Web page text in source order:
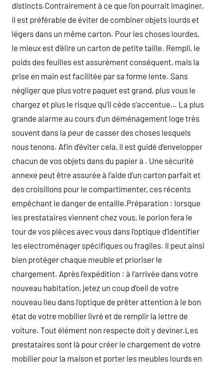
distincts.Contrairement à ce que l’on pourrait imaginer,
il est préférable de éviter de combiner objets lourds et
légers dans un même carton. Pour les choses lourdes,
le mieux est d’élire un carton de petite taille. Rempli, le
poids des feuilles est assurément conséquent, mais la
prise en main est facilitée par sa forme lente. Sans
négliger que plus votre paquet est grand, plus vous le
chargez et plus le risque qu’il cède s’accentue… La plus
grande alarme au cours d’un déménagement loge très
souvent dans la peur de casser des choses lesquels
nous tenons. Afin d’éviter cela, il est guidé d’envelopper
chacun de vos objets dans du papier à . Une sécurité
annexe peut être assurée à l’aide d’un carton parfait et
des croisillons pour le compartimenter, ces récents
empêchant le danger de entaille.Préparation : lorsque
les prestataires viennent chez vous, le porion fera le
tour de vos pièces avec vous dans l’optique d’identifier
les electroménager spécifiques ou fragiles. Il peut ainsi
bien protéger chaque meuble et prioriser le
chargement. Après l’expédition : à l’arrivée dans votre
nouveau habitation, jetez un coup d’oeil de votre
nouveau lieu dans l’optique de prêter attention à le bon
état de votre mobilier livré et de remplir la lettre de
voiture. Tout élément non respecte doit y deviner.Les
prestataires sont là pour créer le chargement de votre
mobilier pour la maison et porter les meubles lourds en